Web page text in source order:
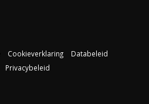
Cookieverklaring
Databeleid
Privacybeleid